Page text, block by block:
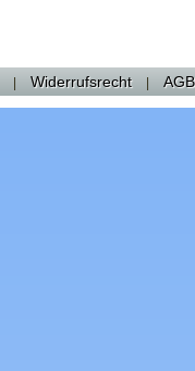
Widerrufsrecht AGB